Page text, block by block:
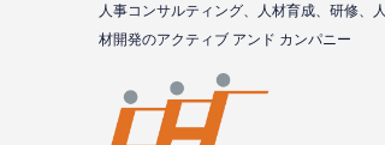
⼈事コンサルティング、⼈材育成、研修、⼈
材開発のアクティブ アンド カンパニー